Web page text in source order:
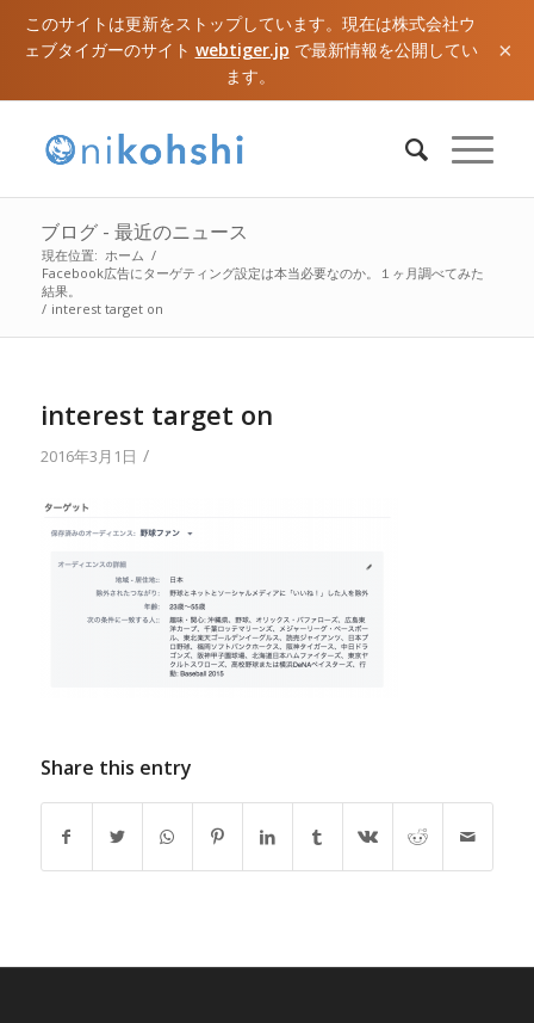
このサイトは更新をストップしています。現在は株式会社ウ
ェブタイガーのサイト webtiger.jp で最新情報を公開してい
ます。
×
ブログ - 最近のニュース
現在位置: ホーム /
Facebook広告にターゲティング設定は本当必要なのか。１ヶ月調べてみた
結果。
/ interest target on
interest target on
2016年3月1日 /
Share this entry